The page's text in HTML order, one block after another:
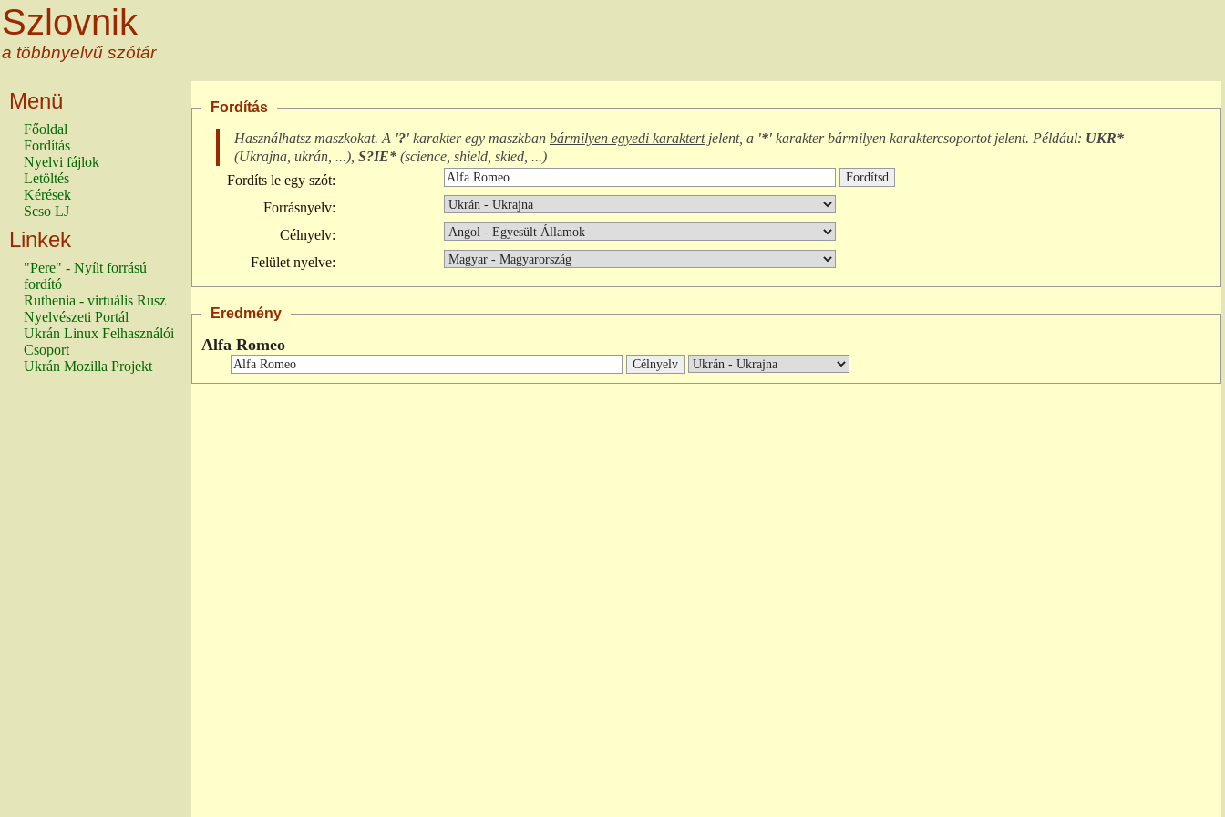
Szlovnik
a többnyelvű szótár
Menü
Főoldal
Fordítás
Nyelvi fájlok
Letöltés
Kérések
Scso LJ
Linkek
"Pere" - Nyílt forrású
fordító
Ruthenia - virtuális Rusz
Nyelvészeti Portál
Ukrán Linux Felhasználói
Csoport
Ukrán Mozilla Projekt
Fordítás
Használhatsz maszkokat. A '?' karakter egy maszkban bármilyen egyedi karaktertjelent, a '*' karakterbármilyen karaktercsoportotjelent. Például: UKR*
(Ukrajna, ukrán, ...), S?IE* (science, shield, skied, ...)
Fordíts le egy szót:
Forrásnyelv:
Célnyelv:
Felület nyelve:
Eredmény
Alfa Romeo